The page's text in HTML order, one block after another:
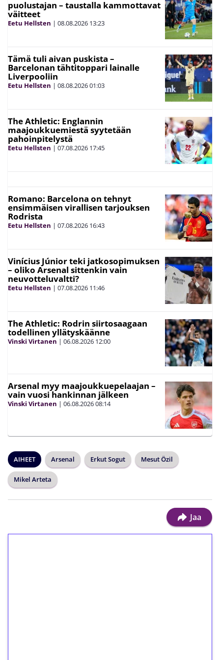
puolustajan – taustalla kammottavat
väitteet
Eetu Hellsten | 08.08.2026 13:23
Tämä tuli aivan puskista –
Barcelonan tähtitoppari lainalle
Liverpooliin
Eetu Hellsten | 08.08.202601:03
The Athletic: Englannin
maajoukkuemiestä syytetään
pahoinpitelystä
Eetu Hellsten | 07.08.2026 17:45
Romano: Barcelona on tehnyt
ensimmäisen virallisen tarjouksen
Rodrista
Eetu Hellsten | 07.08.2026 16:43
Vinícius Júnior teki jatkosopimuksen
– oliko Arsenal sittenkin vain
neuvotteluvaltti?
Eetu Hellsten | 07.08.2026 11:46
The Athletic: Rodrin siirtosaagaan
todellinen yllätyskäänne
Vinski Virtanen | 06.08.2026 12:00
Arsenal myy maajoukkuepelaajan –
vain vuosi hankinnan jälkeen
Vinski Virtanen | 06.08.202608:14
AIHEET Arsenal Erkut Sogut Mesut Özil
Mikel Arteta
Jaa